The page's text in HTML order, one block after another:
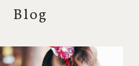
Blog